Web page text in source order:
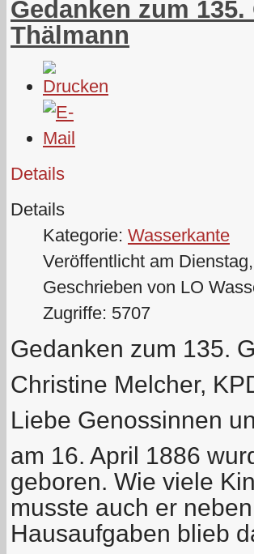
Gedanken zum
Thälmann
Details
Details
Kategorie: Wasserkante
Veröffentlicht am
Geschrieben von LO
Zugriffe: 5707
Gedanken zum 135.
Christine Melcher,
Liebe Genossinnen
am 16. April 1886
geboren. Wie viele
musste auch er
Hausaufgaben blieb